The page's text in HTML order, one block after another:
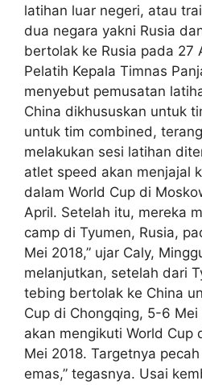
latihan luar negeri, atau
dua negara yakni Rusia
bertolak ke Rusia pada 27
Pelatih Kepala Timnas
menyebut pemusatan
China dikhususkan untuk
untuk tim combined,
melakukan sesi latihan
atlet speed akan menjajal
dalam World Cup di
April. Setelah itu, mereka
camp di Tyumen, Rusia,
Mei 2018,” ujar Caly,
melanjutkan, setelah dari
tebing bertolak ke China
Cup di Chongqing, 5-6 Mei
akan mengikuti World Cup
Mei 2018. Targetnya
emas,” tegasnya. Usai